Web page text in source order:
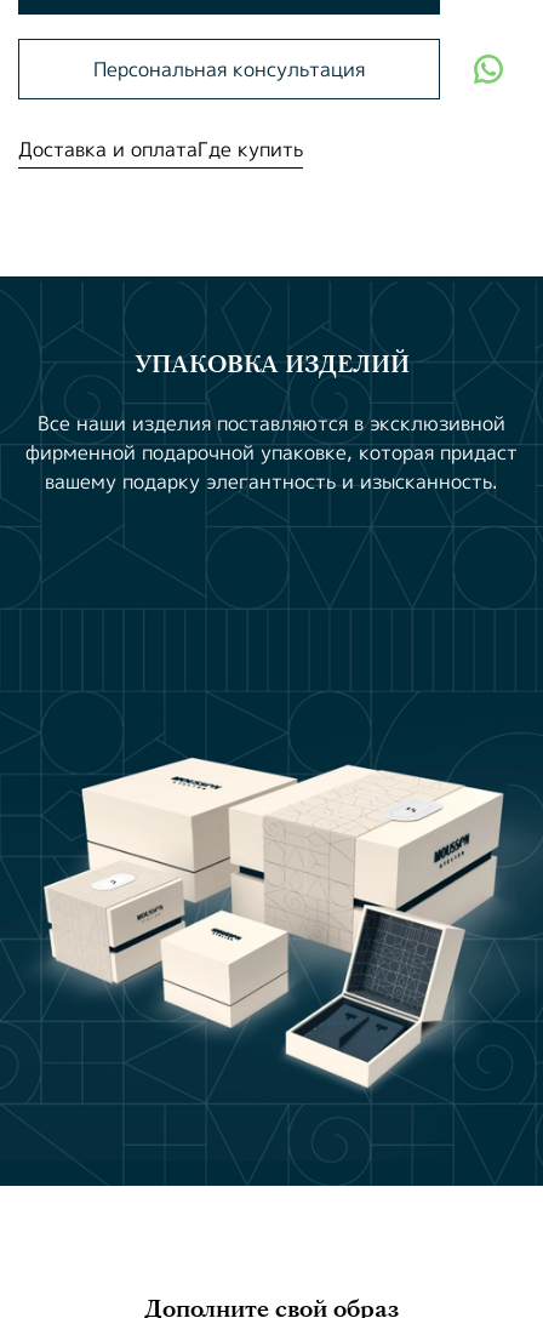
Персональная консультация
Доставка и оплатаГде купить
УПАКОВКА ИЗДЕЛИЙ
Все наши изделия поставляются в эксклюзивной
фирменной подарочной упаковке, которая придаст
вашему подарку элегантность и изысканность.
Дополните свой образ